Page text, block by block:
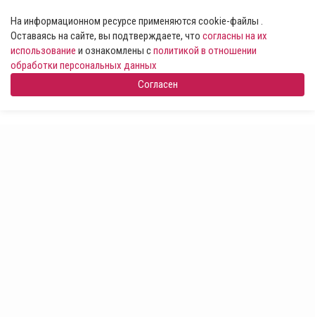
На информационном ресурсе применяются cookie-файлы .
Оставаясь на сайте, вы подтверждаете, что согласны на их
использование и ознакомлены сполитикой в отношении
обработки персональных данных
Согласен